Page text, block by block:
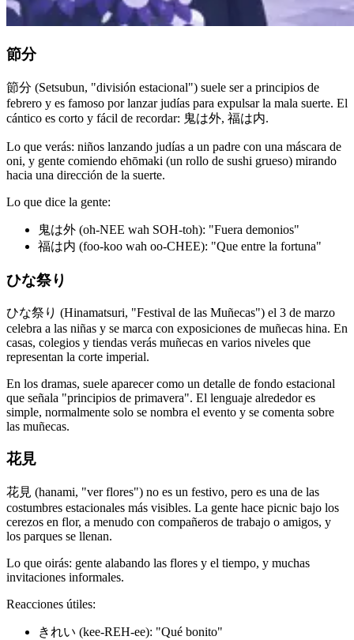
節分
節分 (Setsubun, "división estacional") suele ser a principios de
febrero y es famoso por lanzar judías para expulsar la mala suerte. El
cántico es corto y fácil de recordar: 鬼は外, 福は内.
Lo que verás: niños lanzando judías a un padre con una máscara de
oni, y gente comiendo ehōmaki (un rollo de sushi grueso) mirando
hacia una dirección de la suerte.
Lo que dice la gente:
鬼は外 (oh-NEE wah SOH-toh): "Fuera demonios"
福は内 (foo-koo wah oo-CHEE): "Que entre la fortuna"
ひな祭り
ひな祭り (Hinamatsuri, "Festival de las Muñecas") el 3 de marzo
celebra a las niñas y se marca con exposiciones de muñecas hina. En
casas, colegios y tiendas verás muñecas en varios niveles que
representan la corte imperial.
En los dramas, suele aparecer como un detalle de fondo estacional
que señala "principios de primavera". El lenguaje alrededor es
simple, normalmente solo se nombra el evento y se comenta sobre
las muñecas.
花見
花見 (hanami, "ver flores") no es un festivo, pero es una de las
costumbres estacionales más visibles. La gente hace picnic bajo los
cerezos en flor, a menudo con compañeros de trabajo o amigos, y
los parques se llenan.
Lo que oirás: gente alabando las flores y el tiempo, y muchas
invitaciones informales.
Reacciones útiles:
きれい (kee-REH-ee): "Qué bonito"